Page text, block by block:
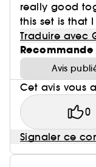
really good
this set is that
Traduire avec
Recommande
Avis
Cet avis vous
0
Signaler ce